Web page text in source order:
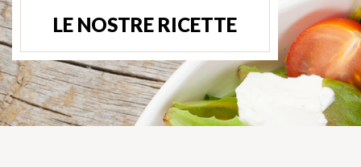
LE NOSTRE RICETTE